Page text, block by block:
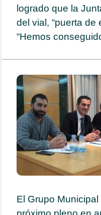
logrado que la
del vial, “puerta de
“Hemos
El Grupo